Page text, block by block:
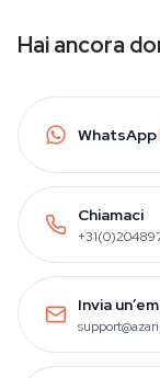
Hai ancora
WhatsApp
Chiamaci
Invia